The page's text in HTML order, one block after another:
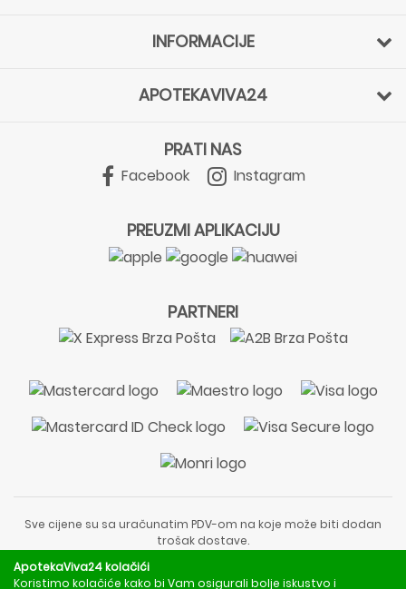
INFORMACIJE
APOTEKAVIVA24
PRATI NAS
Facebook Instagram
PREUZMI APLIKACIJU
PARTNERI
Sve cijene su sa uračunatim PDV-om na koje može biti dodan
trošak dostave.
liječnički pregled ili savjet farmaceuta.
ApotekaViva24 kolačići
Koristimo kolačiće kako bi Vam osigurali bolje iskustvo i